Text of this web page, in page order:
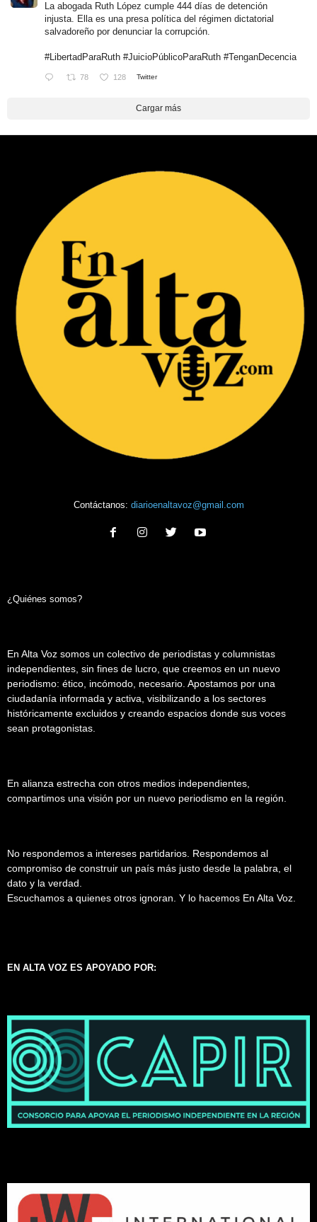
La abogada Ruth López cumple 444 días de detención
injusta. Ella es una presa política del régimen dictatorial
salvadoreño por denunciar la corrupción.
#LibertadParaRuth #JuicioPúblicoParaRuth #TenganDecencia
78 128 Twitter
Cargar más
Contáctanos: diarioenaltavoz@gmail.com
¿Quiénes somos?
En Alta Voz somos un colectivo de periodistas y columnistas
independientes, sin fines de lucro, que creemos en un nuevo
periodismo: ético, incómodo, necesario. Apostamos por una
ciudadanía informada y activa, visibilizando a los sectores
históricamente excluidos y creando espacios donde sus voces
sean protagonistas.
En alianza estrecha con otros medios independientes,
compartimos una visión por un nuevo periodismo en la región.
No respondemos a intereses partidarios. Respondemos al
compromiso de construir un país más justo desde la palabra, el
dato y la verdad.
Escuchamos a quienes otros ignoran. Y lo hacemos En Alta Voz.
EN ALTA VOZ ES APOYADO POR: